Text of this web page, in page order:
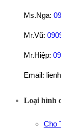
Ms.Nga:
Mr.Vũ:
Mr.Hiệp:
Email:
Loại hình
Cho